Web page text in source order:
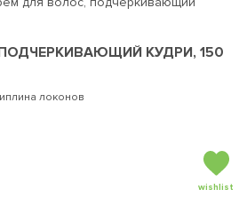
КУДРИ, 150
локонов
wishlist